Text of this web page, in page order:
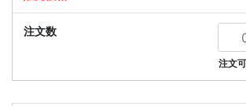
注文